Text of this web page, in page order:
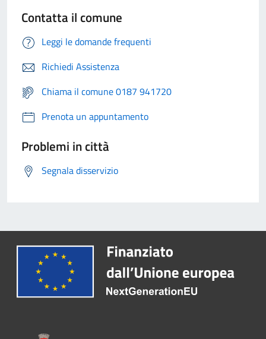
Contatta il comune
Leggi le domande frequenti
Richiedi Assistenza
Chiama il comune 0187 941720
Prenota un appuntamento
Problemi in città
Segnala disservizio